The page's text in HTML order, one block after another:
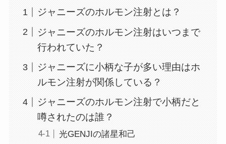
ジャニーズのホルモン注射とは？
ジャニーズのホルモン注射はいつまで
行われていた？
ジャニーズに小柄な子が多い理由はホ
ルモン注射が関係している？
ジャニーズのホルモン注射で小柄だと
噂されたのは誰？
光GENJIの諸星和己